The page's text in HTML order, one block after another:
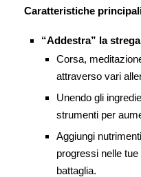
Caratteristiche
“Addestra” la
Corsa,
attraverso vari
Unendo gli
strumenti per
Aggiungi
progressi nelle
battaglia.